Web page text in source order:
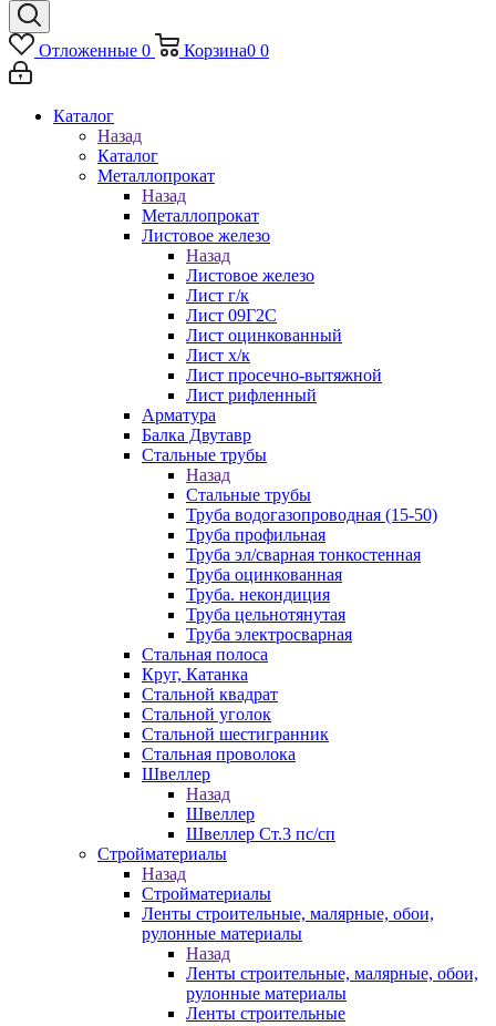
Отложенные 0 Корзина0 0
Каталог
Назад
Каталог
Металлопрокат
Назад
Металлопрокат
Листовое железо
Назад
Листовое железо
Лист г/к
Лист 09Г2С
Лист оцинкованный
Лист х/к
Лист просечно-вытяжной
Лист рифленный
Арматура
Балка Двутавр
Стальные трубы
Назад
Стальные трубы
Труба водогазопроводная (15-50)
Труба профильная
Труба эл/сварная тонкостенная
Труба оцинкованная
Труба. некондиция
Труба цельнотянутая
Труба электросварная
Стальная полоса
Круг, Катанка
Стальной квадрат
Стальной уголок
Стальной шестигранник
Стальная проволока
Швеллер
Назад
Швеллер
Швеллер Ст.3 пс/сп
Стройматериалы
Назад
Стройматериалы
Ленты строительные, малярные, обои,
рулонные материалы
Назад
Ленты строительные, малярные, обои,
рулонные материалы
Ленты строительные